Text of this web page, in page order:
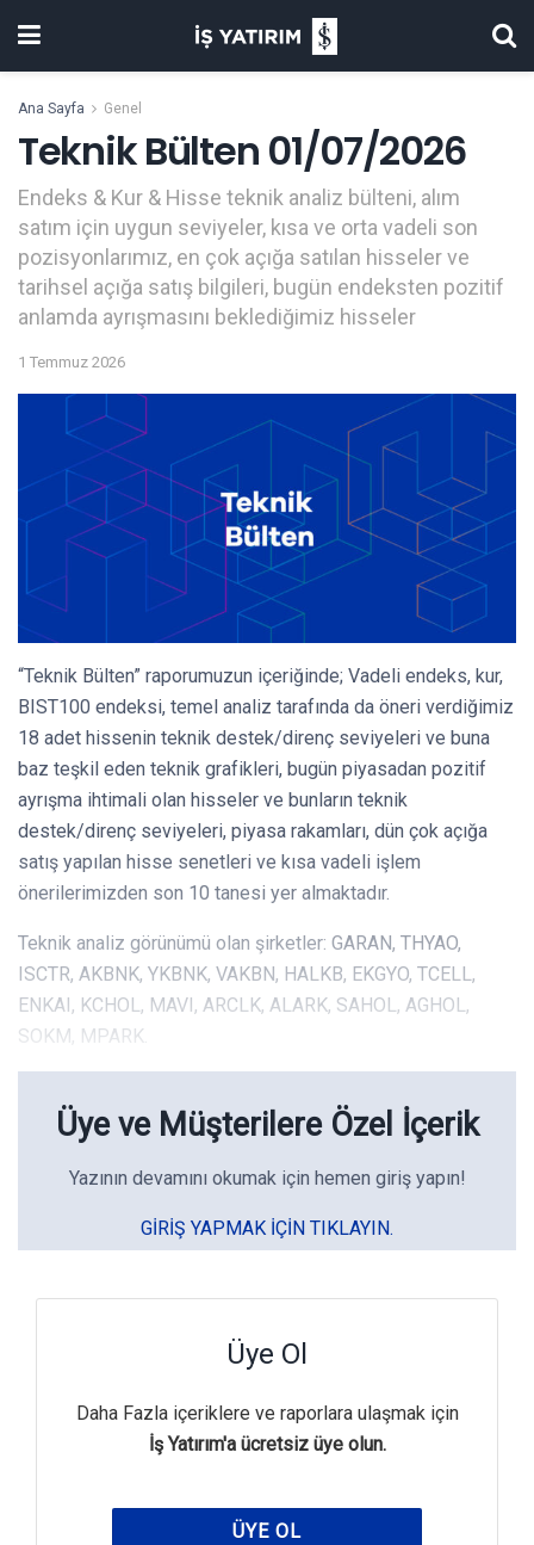
Ana Sayfa Genel
Teknik Bülten 01/07/2026
Endeks & Kur & Hisse teknik analiz bülteni, alım
satım için uygun seviyeler, kısa ve orta vadeli son
pozisyonlarımız, en çok açığa satılan hisseler ve
tarihsel açığa satış bilgileri, bugün endeksten pozitif
anlamda ayrışmasını beklediğimiz hisseler
1 Temmuz 2026
“Teknik Bülten” raporumuzun içeriğinde; Vadeli endeks, kur,
BIST100 endeksi, temel analiz tarafında da öneri verdiğimiz
18 adet hissenin teknik destek/direnç seviyeleri ve buna
baz teşkil eden teknik grafikleri, bugün piyasadan pozitif
ayrışma ihtimali olan hisseler ve bunların teknik
destek/direnç seviyeleri, piyasa rakamları, dün çok açığa
satış yapılan hisse senetleri ve kısa vadeli işlem
önerilerimizden son 10 tanesi yer almaktadır.
Teknik analiz görünümü olan şirketler: GARAN, THYAO,
ISCTR, AKBNK, YKBNK, VAKBN, HALKB, EKGYO, TCELL,
ENKAI, KCHOL, MAVI, ARCLK, ALARK, SAHOL, AGHOL,
SOKM, MPARK.
Üye ve Müşterilere Özel İçerik
Yazının devamını okumak için hemen giriş yapın!
GIRIŞ YAPMAK IÇIN TIKLAYIN.
Üye Ol
Daha Fazla içeriklere ve raporlara ulaşmak için
İş Yatırım'a ücretsiz üye olun.
ÜYE OL